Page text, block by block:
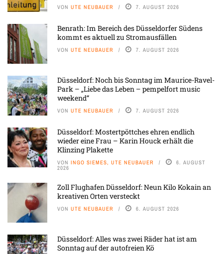
VON UTE NEUBAUER 7. AUGUST 2026
Benrath: Im Bereich des Düsseldorfer Südens
kommt es aktuell zu Stromausfällen
VON UTE NEUBAUER 7. AUGUST 2026
Düsseldorf: Noch bis Sonntag im Maurice-Ravel-
Park – „Liebe das Leben – pempelfort music
weekend“
VON UTE NEUBAUER 7. AUGUST 2026
Düsseldorf: Mostertpöttches ehren endlich
wieder eine Frau – Karin Houck erhält die
Klinzing Plakette
VON INGO SIEMES, UTE NEUBAUER 6. AUGUST
2026
Zoll Flughafen Düsseldorf: Neun Kilo Kokain an
kreativen Orten versteckt
VON UTE NEUBAUER 6. AUGUST 2026
Düsseldorf: Alles was zwei Räder hat ist am
Sonntag auf der autofreien Kö